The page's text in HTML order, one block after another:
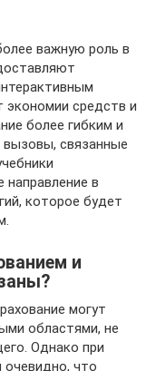
важную роль в
экономии средств и
более гибким и
связанные
в
которое будет
и
могут
областями, не
Однако при
очевидно, что